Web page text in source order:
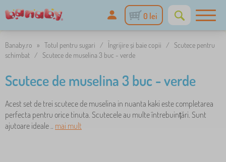
0 lei
Banaby.ro » Totul pentru sugari / Îngrijire și baie copii / Scutece pentru
schimbat / Scutece de muselina 3 buc - verde
Scutece de muselina 3 buc - verde
Acest set de trei scutece de muselina in nuanta kaki este completarea
perfecta pentru orice tinuta. Scutecele au multe întrebuințări. Sunt
ajutoare ideale .. mai mult